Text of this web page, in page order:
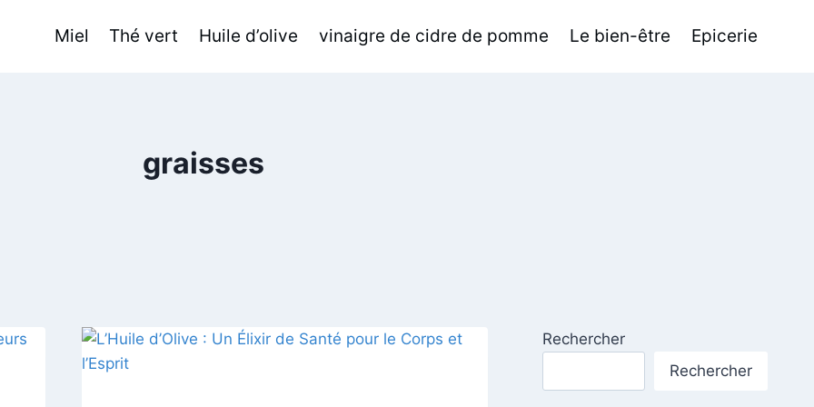
Miel Thé vert Huile d’olive vinaigre de cidre de pomme Le bien-être Epicerie
graisses
Rechercher
Rechercher